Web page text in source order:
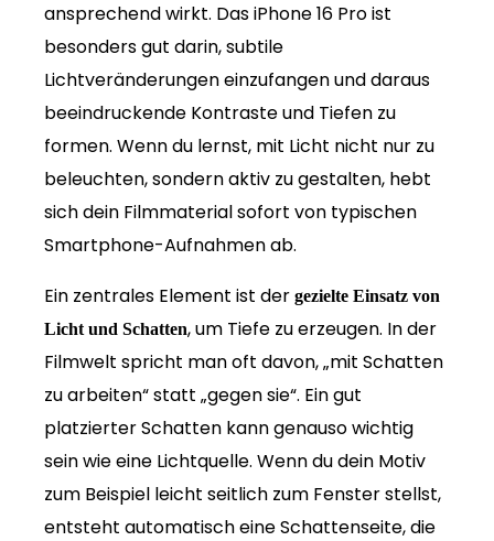
ansprechend wirkt. Das iPhone 16 Pro ist
besonders gut darin, subtile
Lichtveränderungen einzufangen und daraus
beeindruckende Kontraste und Tiefen zu
formen. Wenn du lernst, mit Licht nicht nur zu
beleuchten, sondern aktiv zu gestalten, hebt
sich dein Filmmaterial sofort von typischen
Smartphone-Aufnahmen ab.
Ein zentrales Element ist dergezielte Einsatz von
Licht und Schatten, um Tiefe zu erzeugen. In der
Filmwelt spricht man oft davon, „mit Schatten
zu arbeiten“ statt „gegen sie“. Ein gut
platzierter Schatten kann genauso wichtig
sein wie eine Lichtquelle. Wenn du dein Motiv
zum Beispiel leicht seitlich zum Fenster stellst,
entsteht automatisch eine Schattenseite, die